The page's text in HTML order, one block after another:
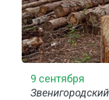
9 сентября